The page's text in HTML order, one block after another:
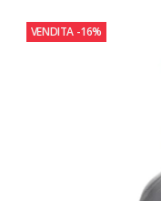
VENDITA -16%